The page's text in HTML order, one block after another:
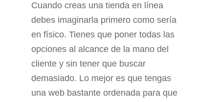
Cuando creas una tienda en línea
debes imaginarla primero como sería
en físico. Tienes que poner todas las
opciones al alcance de la mano del
cliente y sin tener que buscar
demasiado. Lo mejor es que tengas
una web bastante ordenada para que